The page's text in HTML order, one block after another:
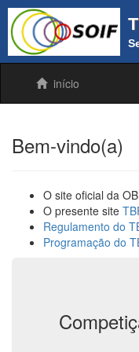
início
Bem-vindo(a)
O site oficial da
O presente site
Regulamento do
Programação do